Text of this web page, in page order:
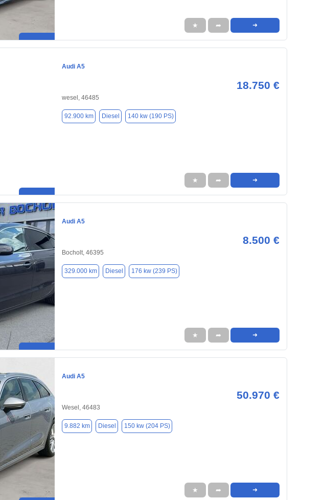
★ ➦ ➜
Audi A5
18.750 €
wesel, 46485
92.900 km Diesel 140 kw (190 PS)
★ ➦ ➜
Audi A5
8.500 €
Bocholt, 46395
329.000 km Diesel 176 kw (239 PS)
★ ➦ ➜
Audi A5
50.970 €
Wesel, 46483
9.882 km Diesel 150 kw (204 PS)
★ ➦ ➜